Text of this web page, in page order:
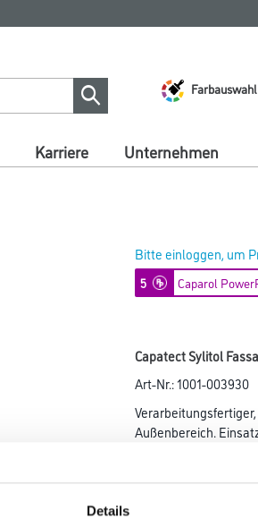
Details
Farbauswahl
Karriere Unternehmen
Bitte einloggen, um
5 Caparol
Capatect Sylitol
Art-Nr.:1001-003930
Außenbereich.